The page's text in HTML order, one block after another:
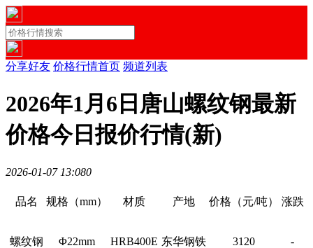
分享好友 价格行情首页 频道列表
2026年1月6日唐山螺纹钢最新
价格今日报价行情(新)
2026-01-07 13:080
品名 规格（mm） 材质 产地 价格（元/吨） 涨跌
螺纹钢 Φ22mm HRB400E 东华钢铁 3120 -